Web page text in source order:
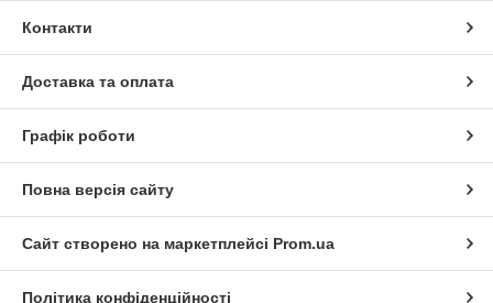
Контакти
Доставка та оплата
Графік роботи
Повна версія сайту
Сайт створено на маркетплейсі Prom.ua
Політика конфіденційності